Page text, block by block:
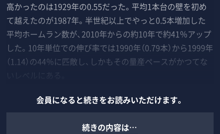
高かったのは1929年の0.55だった。平均1本台の壁を初め
て越えたのが1987年。半世紀以上でやっと0.5本増加した
平均ホームラン数が、2010年からの約10年で約41％アップ
した。10年単位での伸び率では1990年（0.79本）から1999年
（1.14）の44％に匹敵し、しかもその量産ペースがかつてな
会員になると続きをお読みいただけます。
続きの内容は…